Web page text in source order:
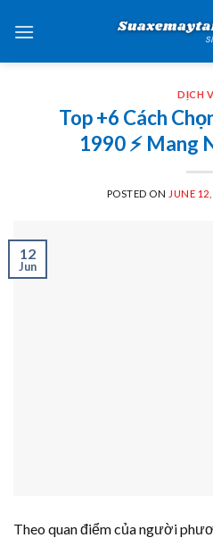
DỊCH
Top +6 Cách
1990 ⚡️ Mang
POSTED ON JUNE
12
Jun
Theo quan điểm của người